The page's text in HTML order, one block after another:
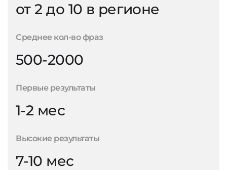
от 2 до 10 в регионе
Среднее кол-во фраз
500-2000
Первые результаты
1-2 мес
Высокие результаты
7-10 мес